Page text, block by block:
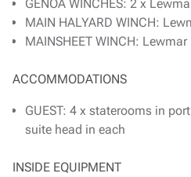
GENOA WINCHES: 2 x
MAIN HALYARD WINCH:
MAINSHEET WINCH: Lewmar
ACCOMMODATIONS
GUEST: 4 x staterooms in
suite head in each
INSIDE EQUIPMENT